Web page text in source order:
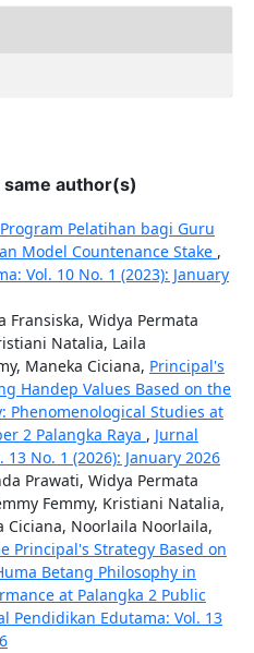
author(s)
Pelatihan bagi Guru
Model Countenance Stake ,
Vol. 10 No. 1 (2023): January
Widya Permata
Natalia, Laila
Maneka Ciciana, Principal's
Handep Values Based on the
Phenomenological Studies at
2 Palangka Raya , Jurnal
No. 1 (2026): January 2026
Prawati, Widya Permata
Femmy, Kristiani Natalia,
Ciciana, Noorlaila Noorlaila,
Principal's Strategy Based on
Betang Philosophy in
at Palangka 2 Public
Pendidikan Edutama: Vol. 13